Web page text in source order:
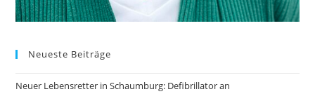
Neueste Beiträge
Neuer Lebensretter in Schaumburg: Defibrillator an